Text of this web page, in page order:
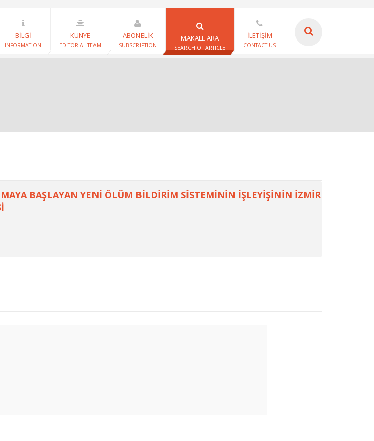
BİLGİ
INFORMATION
KÜNYE
EDITORIAL TEAM
ABONELİK
SUBSCRIPTION
MAKALE ARA
SEARCH OF ARTICLE
İLETİŞİM
CONTACT US
BAŞLAYAN YENİ ÖLÜM BİLDİRİM SİSTEMİNİN İŞLEYİŞİNİN İZMİR